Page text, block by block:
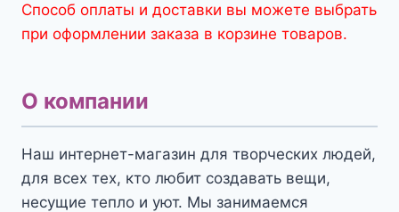
Способ оплаты и доставки вы можете выбрать
при оформлении заказа в корзине товаров.
О компании
Наш интернет-магазин для творческих людей,
для всех тех, кто любит создавать вещи,
несущие тепло и уют. Мы занимаемся